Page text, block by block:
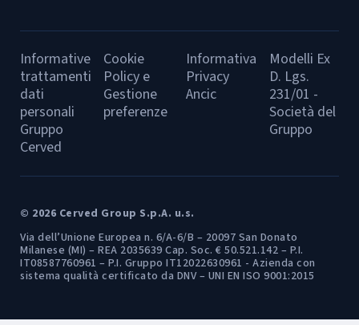
Informative
trattamenti
dati
personali
Gruppo
Cerved
Cookie
Policy e
Gestione
preferenze
Informativa
Privacy
Ancic
Modelli Ex
D. Lgs.
231/01 -
Società del
Gruppo
© 2026 Cerved Group S.p.A. u.s.
Via dell’Unione Europea n. 6/A-6/B – 20097 San Donato
Milanese (MI) – REA 2035639 Cap. Soc. € 50.521.142 – P.I.
IT08587760961 – P.I. Gruppo IT12022630961 - Azienda con
sistema qualità certificato da DNV – UNI EN ISO 9001:2015